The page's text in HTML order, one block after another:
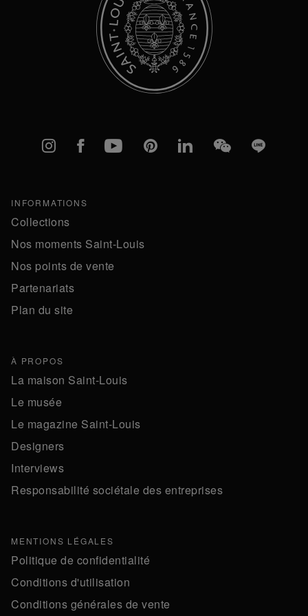
Instagram
FacebookYouTubePinterestlinkedInWeChatLine
INFORMATIONS
Collections
Nos moments Saint-Louis
Nos points de vente
Partenariats
Plan du site
À PROPOS
La maison Saint-Louis
Le musée
Le magazine Saint-Louis
Designers
Interviews
Responsabilité sociétale des entreprises
MENTIONS LÉGALES
Politique de confidentialité
Conditions d'utilisation
Conditions générales de vente